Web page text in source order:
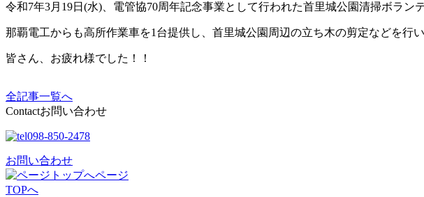
令和7年3月19日(水)、電管協70周年記念事業として行われた首里城公園清掃ボラン
那覇電工からも高所作業車を1台提供し、首里城公園周辺の立ち木の剪定などを行
皆さん、お疲れ様でした！！
全記事一覧へ
Contactお問い合わせ
098-850-2478
お問い合わせ
ページ
TOPへ